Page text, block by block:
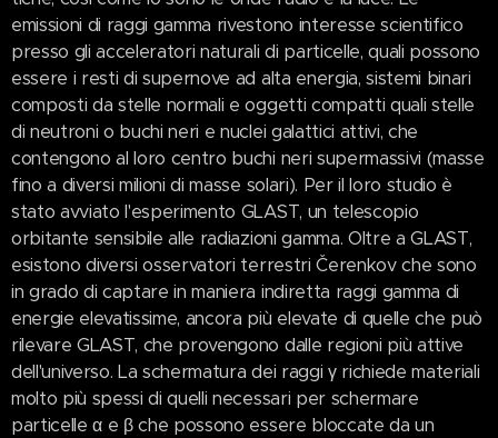
emissioni di raggi gamma rivestono interesse scientifico
presso gli acceleratori naturali di particelle, quali possono
essere i resti di supernove ad alta energia, sistemi binari
composti da stelle normali e oggetti compatti quali stelle
di neutroni o buchi neri e nuclei galattici attivi, che
contengono al loro centro buchi neri supermassivi (masse
fino a diversi milioni di masse solari). Per il loro studio è
stato avviato l'esperimento GLAST, un telescopio
orbitante sensibile alle radiazioni gamma. Oltre a GLAST,
esistono diversi osservatori terrestri Čerenkov che sono
in grado di captare in maniera indiretta raggi gamma di
energie elevatissime, ancora più elevate di quelle che può
rilevare GLAST, che provengono dalle regioni più attive
dell'universo. La schermatura dei raggi γ richiede materiali
molto più spessi di quelli necessari per schermare
particelle α e β che possono essere bloccate da un